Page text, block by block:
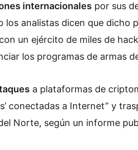
internacionales por sus
analistas dicen que dicho
un ejército de miles de
los programas de armas
a plataformas de
conectadas a Internet” y
Norte, según un informe